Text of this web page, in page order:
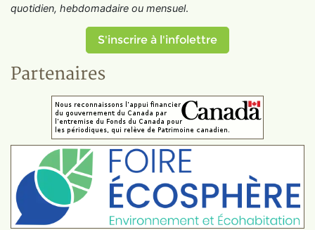
quotidien, hebdomadaire ou mensuel.
S'inscrire à l'infolettre
Partenaires